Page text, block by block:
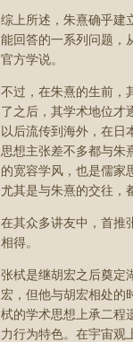
综上所述，朱熹确乎建
能回答的一系列问题，
官方学说。
不过，在朱熹的生前，
了之后，其学术地位才
以后流传到海外，在日
思想主张差不多都与朱
的宽容学风，也是儒家
尤其是与朱熹的交往，
在其众多讲友中，首推
相得。
张栻是继胡宏之后奠定
宏，但他与胡宏相处的
栻的学术思想上承二程
力行为特色。在宇宙观